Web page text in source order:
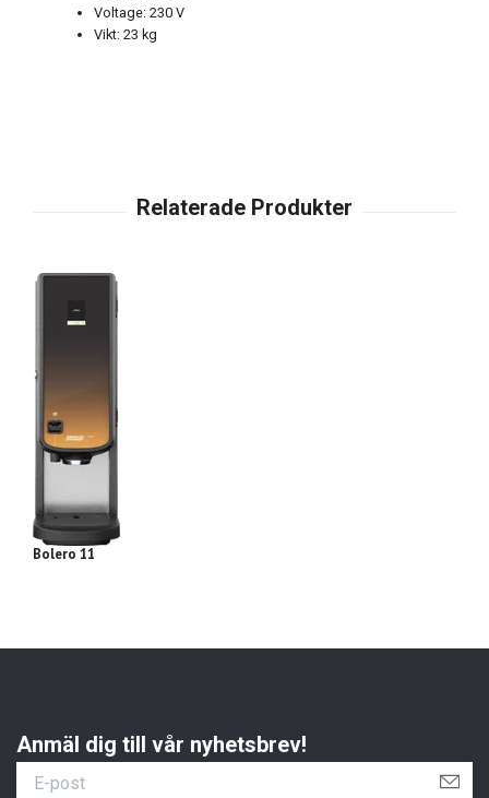
Voltage: 230 V
Vikt: 23 kg
Bolero 11
Anmäl dig till vår nyhetsbrev!